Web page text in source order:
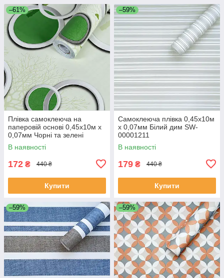
–61%
Плівка самоклеюча на
паперовій основі 0,45х10м х
0,07мм Чорні та зелені
дерева SW-00002440
В наявності
172 ₴ 440 ₴
Купити
–59%
Самоклеюча плівка 0,45х10м
х 0,07мм Білий дим SW-
00001211
В наявності
179 ₴ 440 ₴
Купити
–59% –59%